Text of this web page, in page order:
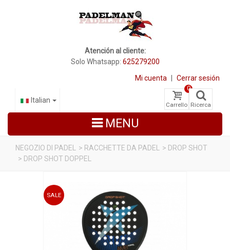
Atención al cliente:
Solo Whatsapp: 625279200
Mi cuenta Cerrar sesión
Carrello
0
Ricerca
Italian
MENU
SCARPE PADEL
NEGOZIO DI PADEL > RACCHETTE DA PADEL > DROP SHOT
> DROP SHOT DOPPEL
SALE